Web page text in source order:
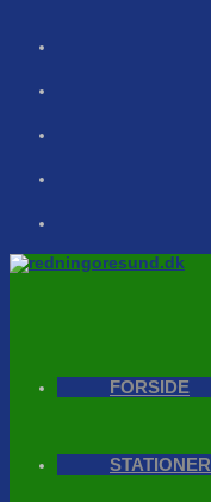
FORSIDE
STATIONER